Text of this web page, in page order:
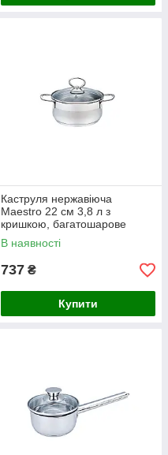
Каструля нержавіюча
Maestro 22 см 3,8 л з
кришкою, багатошарове
термоакумулююче капсульне
дно MR-3508-22
В наявності
737 ₴
Купити